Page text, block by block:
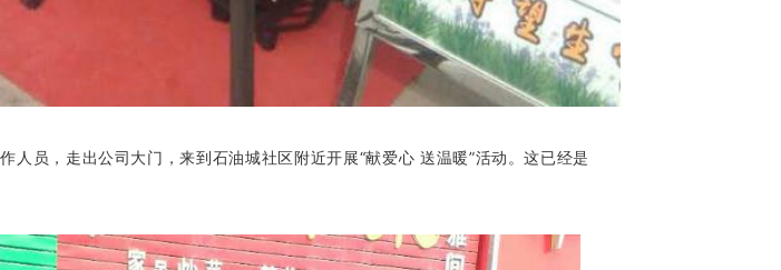
员，走出公司大门，来到石油城社区附近开展“献爱心 送温暖”活动。这已经是